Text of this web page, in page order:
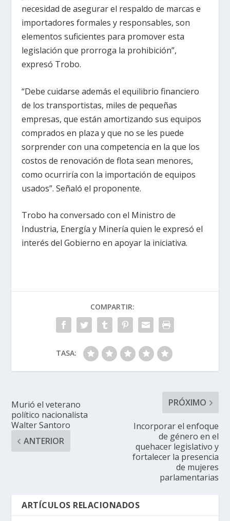
necesidad de asegurar el respaldo de marcas e
importadores formales y responsables, son
elementos suficientes para promover esta
legislación que prorroga la prohibición”,
expresó Trobo.
“Debe cuidarse además el equilibrio financiero
de los transportistas, miles de pequeñas
empresas, que están amortizando sus equipos
comprados en plaza y que no se les puede
sorprender con una competencia en la que los
costos de renovación de flota sean menores,
como ocurriría con la importación de equipos
usados”. Señaló el proponente.
Trobo ha conversado con el Ministro de
Industria, Energía y Minería quien le expresó el
interés del Gobierno en apoyar la iniciativa.
COMPARTIR:
TASA:
Murió el veterano
político nacionalista
Walter Santoro
ANTERIOR
PRÓXIMO
Incorporar el enfoque
de género en el
quehacer legislativo y
fortalecer la presencia
de mujeres
parlamentarias
ARTÍCULOS RELACIONADOS